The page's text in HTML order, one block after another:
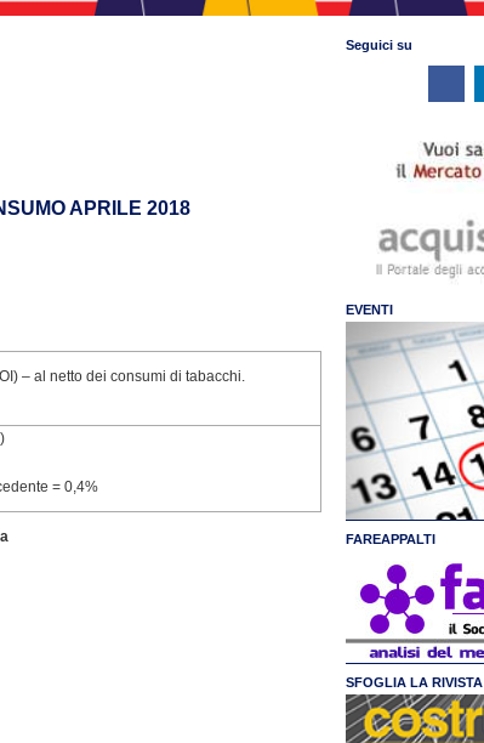
APRILE 2018
– al netto dei consumi di tabacchi.
= 0,4%
Seguici su
EVENTI
FAREAPPALTI
SFOGLIA LA RIVISTA